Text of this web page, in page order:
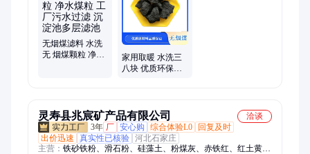
土、铁砂、贝壳粉、远红外粉、花生饼、木粉、钛白粉
无烟煤滤料 水洗
无 烟煤颗粒 净水
家用取暖 水洗三
八块 优质环保煤
灵寿县兆宸矿产品有限公司
洽谈
3年 厂 安心购 综合体验L0
回复及时
出价迅速
真实性已核验 河北石家庄
主营： 铁砂铁粉、滑石粉、硅藻土、粉煤灰、赤铁红、红土黄